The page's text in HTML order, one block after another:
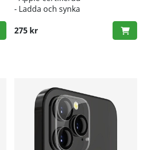
- Ladda och synka
275 kr